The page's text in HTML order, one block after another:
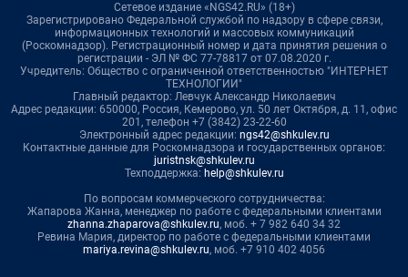
Сетевое издание «NGS42.RU» (18+)
Зарегистрировано Федеральной службой по надзору в сфере связи,
информационных технологий и массовых коммуникаций
(Роскомнадзор). Регистрационный номер и дата принятия решения о
регистрации - ЭЛ № ФС 77-78817 от 07.08.2020 г.
Учредитель: Общество с ограниченной ответственностью "ИНТЕРНЕТ
ТЕХНОЛОГИИ"
Главный редактор: Левчук Александр Николаевич
Адрес редакции: 650000, Россия, Кемерово, ул. 50 лет Октября, д. 11, офис
201, телефон +7 (3842) 23-22-60
Электронный адрес редакции: ngs42@shkulev.ru
Контактные данные для Роскомнадзора и государственных органов:
juristnsk@shkulev.ru
Техподдержка: help@shkulev.ru
По вопросам коммерческого сотрудничества:
Жапарова Жанна, менеджер по работе с федеральными клиентами
zhanna.zhaparova@shkulev.ru, моб. + 7 982 640 34 32
Ревина Мария, директор по работе с федеральными клиентами
mariya.revina@shkulev.ru, моб. +7 910 402 4056